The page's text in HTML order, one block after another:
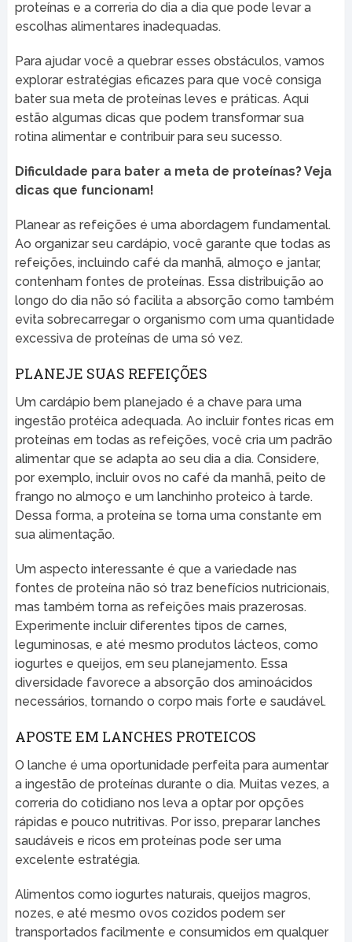
proteínas e a correria do dia a dia que pode levar a
escolhas alimentares inadequadas.
Para ajudar você a quebrar esses obstáculos, vamos
explorar estratégias eficazes para que você consiga
bater sua meta de proteínas leves e práticas. Aqui
estão algumas dicas que podem transformar sua
rotina alimentar e contribuir para seu sucesso.
Dificuldade para bater a meta de proteínas? Veja
dicas que funcionam!
Planear as refeições é uma abordagem fundamental.
Ao organizar seu cardápio, você garante que todas as
refeições, incluindo café da manhã, almoço e jantar,
contenham fontes de proteínas. Essa distribuição ao
longo do dia não só facilita a absorção como também
evita sobrecarregar o organismo com uma quantidade
excessiva de proteínas de uma só vez.
PLANEJE SUAS REFEIÇÕES
Um cardápio bem planejado é a chave para uma
ingestão protéica adequada. Ao incluir fontes ricas em
proteínas em todas as refeições, você cria um padrão
alimentar que se adapta ao seu dia a dia. Considere,
por exemplo, incluir ovos no café da manhã, peito de
frango no almoço e um lanchinho proteico à tarde.
Dessa forma, a proteína se torna uma constante em
sua alimentação.
Um aspecto interessante é que a variedade nas
fontes de proteína não só traz benefícios nutricionais,
mas também torna as refeições mais prazerosas.
Experimente incluir diferentes tipos de carnes,
leguminosas, e até mesmo produtos lácteos, como
iogurtes e queijos, em seu planejamento. Essa
diversidade favorece a absorção dos aminoácidos
necessários, tornando o corpo mais forte e saudável.
APOSTE EM LANCHES PROTEICOS
O lanche é uma oportunidade perfeita para aumentar
a ingestão de proteínas durante o dia. Muitas vezes, a
correria do cotidiano nos leva a optar por opções
rápidas e pouco nutritivas. Por isso, preparar lanches
saudáveis e ricos em proteínas pode ser uma
excelente estratégia.
Alimentos como iogurtes naturais, queijos magros,
nozes, e até mesmo ovos cozidos podem ser
transportados facilmente e consumidos em qualquer